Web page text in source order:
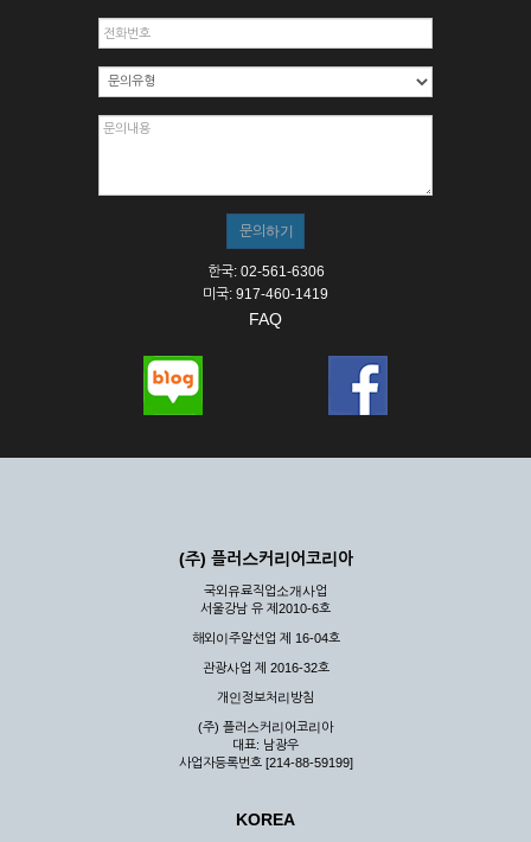
한국: 02-561-6306
미국: 917-460-1419
FAQ
(주) 플러스커리어코리아
국외유료직업소개사업
서울강남 유 제2010-6호
해외이주알선업 제 16-04호
관광사업 제 2016-32호
개인정보처리방침
(주) 플러스커리어코리아
대표: 남광우
사업자등록번호 [214-88-59199]
KOREA